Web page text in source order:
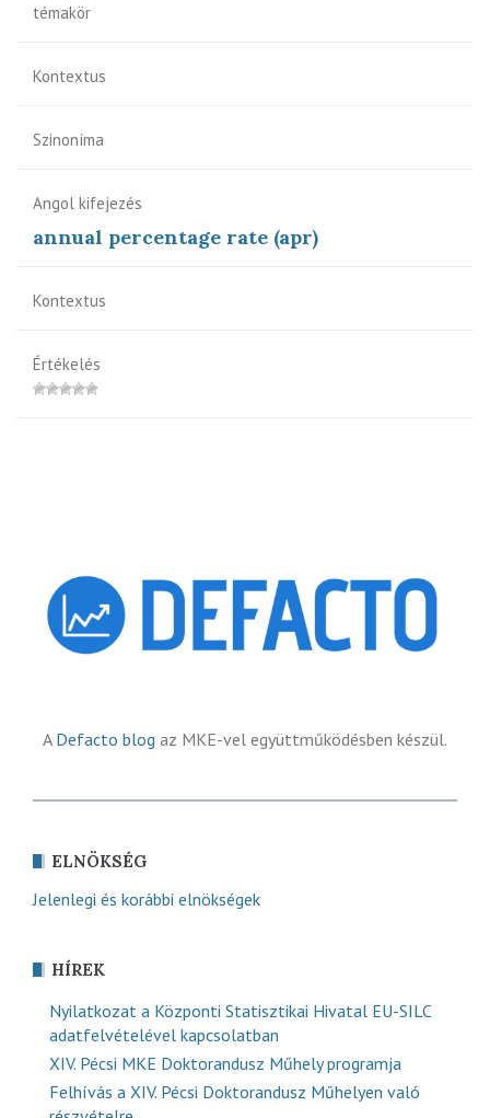
témakör
Kontextus
Szinoníma
Angol kifejezés
annual percentage rate (apr)
Kontextus
Értékelés
A Defacto blog az MKE-vel együttműködésben készül.
ELNÖKSÉG
Jelenlegi és korábbi elnökségek
HÍREK
Nyilatkozat a Központi Statisztikai Hivatal EU-SILC
adatfelvételével kapcsolatban
XIV. Pécsi MKE Doktorandusz Műhely programja
Felhívás a XIV. Pécsi Doktorandusz Műhelyen való